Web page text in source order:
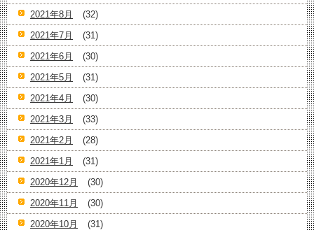
2021年8月
(32)
2021年7月
(31)
2021年6月
(30)
2021年5月
(31)
2021年4月
(30)
2021年3月
(33)
2021年2月
(28)
2021年1月
(31)
2020年12月
(30)
2020年11月
(30)
2020年10月
(31)